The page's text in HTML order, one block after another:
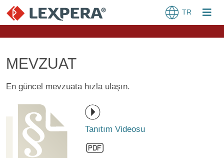
TR
MEVZUAT
En güncel mevzuata hızla ulaşın.
Tanıtım Videosu